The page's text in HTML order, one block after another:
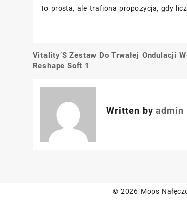
To prosta, ale trafiona propozycja, gdy
Nawigacja
Vitality’S Zestaw Do Trwałej Ondulacji
Reshape Soft 1
Written by admin
© 2026 Mops